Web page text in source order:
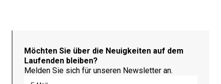
Möchten Sie über die Neuigkeiten auf dem
Laufenden bleiben?
Melden Sie sich für unseren Newsletter an.